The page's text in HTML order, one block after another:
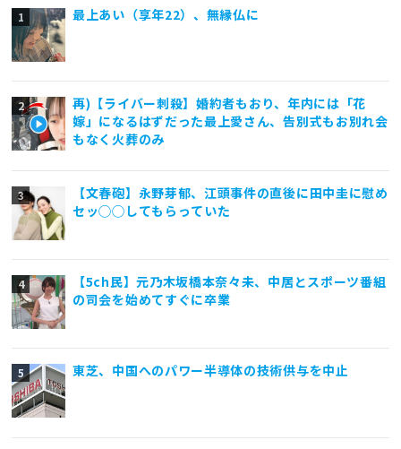
最上あい（享年22）、無縁仏に
再)【ライバー刺殺】婚約者もおり、年内には「花
嫁」になるはずだった最上愛さん、告別式もお別れ会
もなく火葬のみ
【文春砲】永野芽郁、江頭事件の直後に田中圭に慰め
セッ◯◯してもらっていた
【5ch民】元乃木坂橋本奈々未、中居とスポーツ番組
の司会を始めてすぐに卒業
東芝、中国へのパワー半導体の技術供与を中止